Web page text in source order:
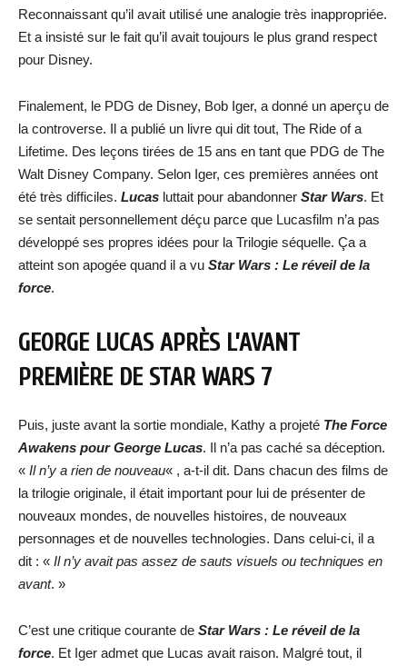
Reconnaissant qu’il avait utilisé une analogie très inappropriée.
Et a insisté sur le fait qu’il avait toujours le plus grand respect
pour Disney.
Finalement, le PDG de Disney, Bob Iger, a donné un aperçu de
la controverse. Il a publié un livre qui dit tout, The Ride of a
Lifetime. Des leçons tirées de 15 ans en tant que PDG de The
Walt Disney Company. Selon Iger, ces premières années ont
été très difficiles. Lucas luttait pour abandonner Star Wars. Et
se sentait personnellement déçu parce que Lucasfilm n’a pas
développé ses propres idées pour la Trilogie séquelle. Ça a
atteint son apogée quand il a vu Star Wars : Le réveil de la
force.
GEORGE LUCAS APRÈS L’AVANT
PREMIÈRE DE STAR WARS 7
Puis, juste avant la sortie mondiale, Kathy a projeté The Force
Awakens pour George Lucas. Il n’a pas caché sa déception.
« Il n’y a rien de nouveau« , a-t-il dit. Dans chacun des films de
la trilogie originale, il était important pour lui de présenter de
nouveaux mondes, de nouvelles histoires, de nouveaux
personnages et de nouvelles technologies. Dans celui-ci, il a
dit : « Il n’y avait pas assez de sauts visuels ou techniques en
avant. »
C’est une critique courante de Star Wars : Le réveil de la
force. Et Iger admet que Lucas avait raison. Malgré tout, il